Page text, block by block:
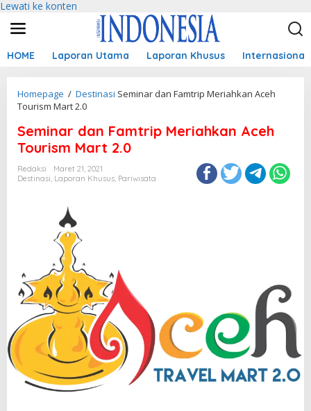
Lewati ke konten
HOME Laporan Utama Laporan Khusus Internasional
Homepage / Destinasi Seminar dan Famtrip Meriahkan Aceh
Tourism Mart 2.0
Seminar dan Famtrip Meriahkan Aceh
Tourism Mart 2.0
Redaksi
Maret 21, 2021
Destinasi, Laporan Khusus, Pariwisata